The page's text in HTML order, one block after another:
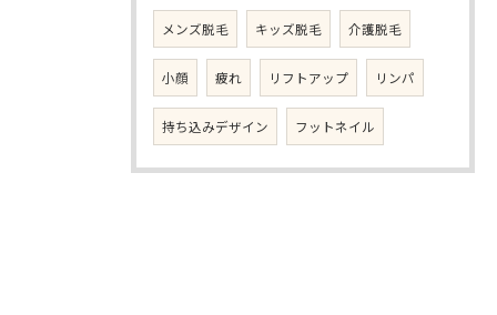
メンズ脱毛 キッズ脱毛 介護脱毛
小顔 疲れ リフトアップ リンパ
持ち込みデザイン フットネイル